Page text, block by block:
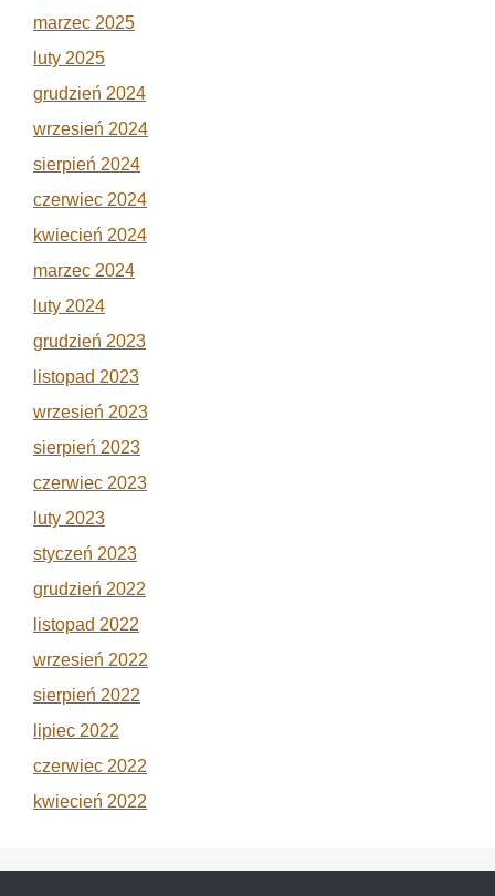
marzec 2025
luty 2025
grudzień 2024
wrzesień 2024
sierpień 2024
czerwiec 2024
kwiecień 2024
marzec 2024
luty 2024
grudzień 2023
listopad 2023
wrzesień 2023
sierpień 2023
czerwiec 2023
luty 2023
styczeń 2023
grudzień 2022
listopad 2022
wrzesień 2022
sierpień 2022
lipiec 2022
czerwiec 2022
kwiecień 2022